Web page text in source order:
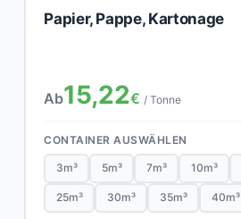
Papier, Pappe, Kartonage
Ab15,22€ / Tonne
CONTAINER AUSWÄHLEN
3m³ 5m³ 7m³ 10m³
25m³ 30m³ 35m³ 40m³